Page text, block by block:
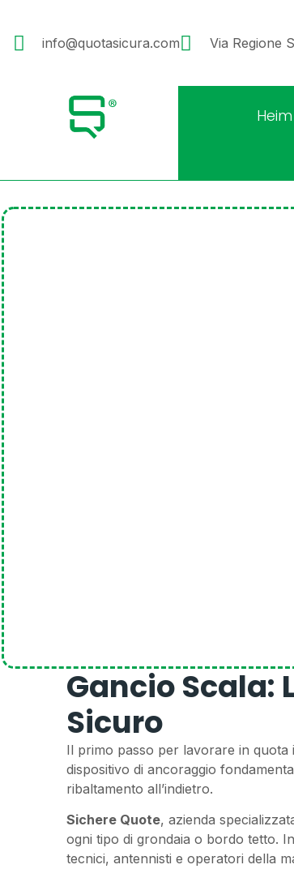
info@quotasicura.com Via Regione
Heim
Gancio Scala:
Sicuro
Il primo passo per lavorare in quota
dispositivo di ancoraggio
ribaltamento all’indietro.
Sichere Quote, azienda
ogni tipo di grondaia o bordo tetto.
tecnici, antennisti e operatori della